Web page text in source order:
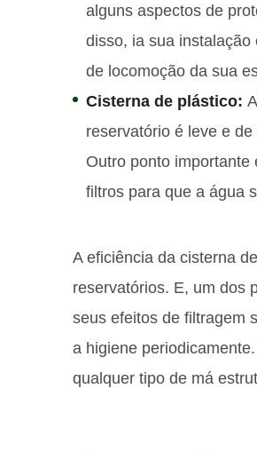
alguns aspectos de
disso, ia sua
de locomoção da sua
Cisterna de plástico:
reservatório é leve e
Outro ponto
filtros para que a água
A eficiência da cisterna
reservatórios. E, um dos
seus efeitos de filtragem
a higiene
qualquer tipo de má